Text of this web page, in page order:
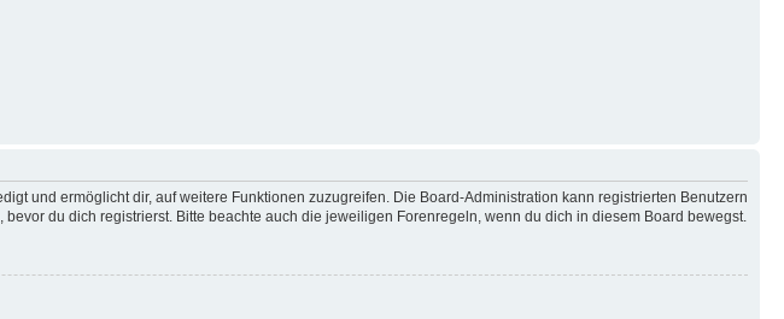
und ermöglicht dir, auf weitere Funktionen zuzugreifen. Die Board-Administration kann registrierten Benutzern
du dich registrierst. Bitte beachte auch die jeweiligen Forenregeln, wenn du dich in diesem Board bewegst.